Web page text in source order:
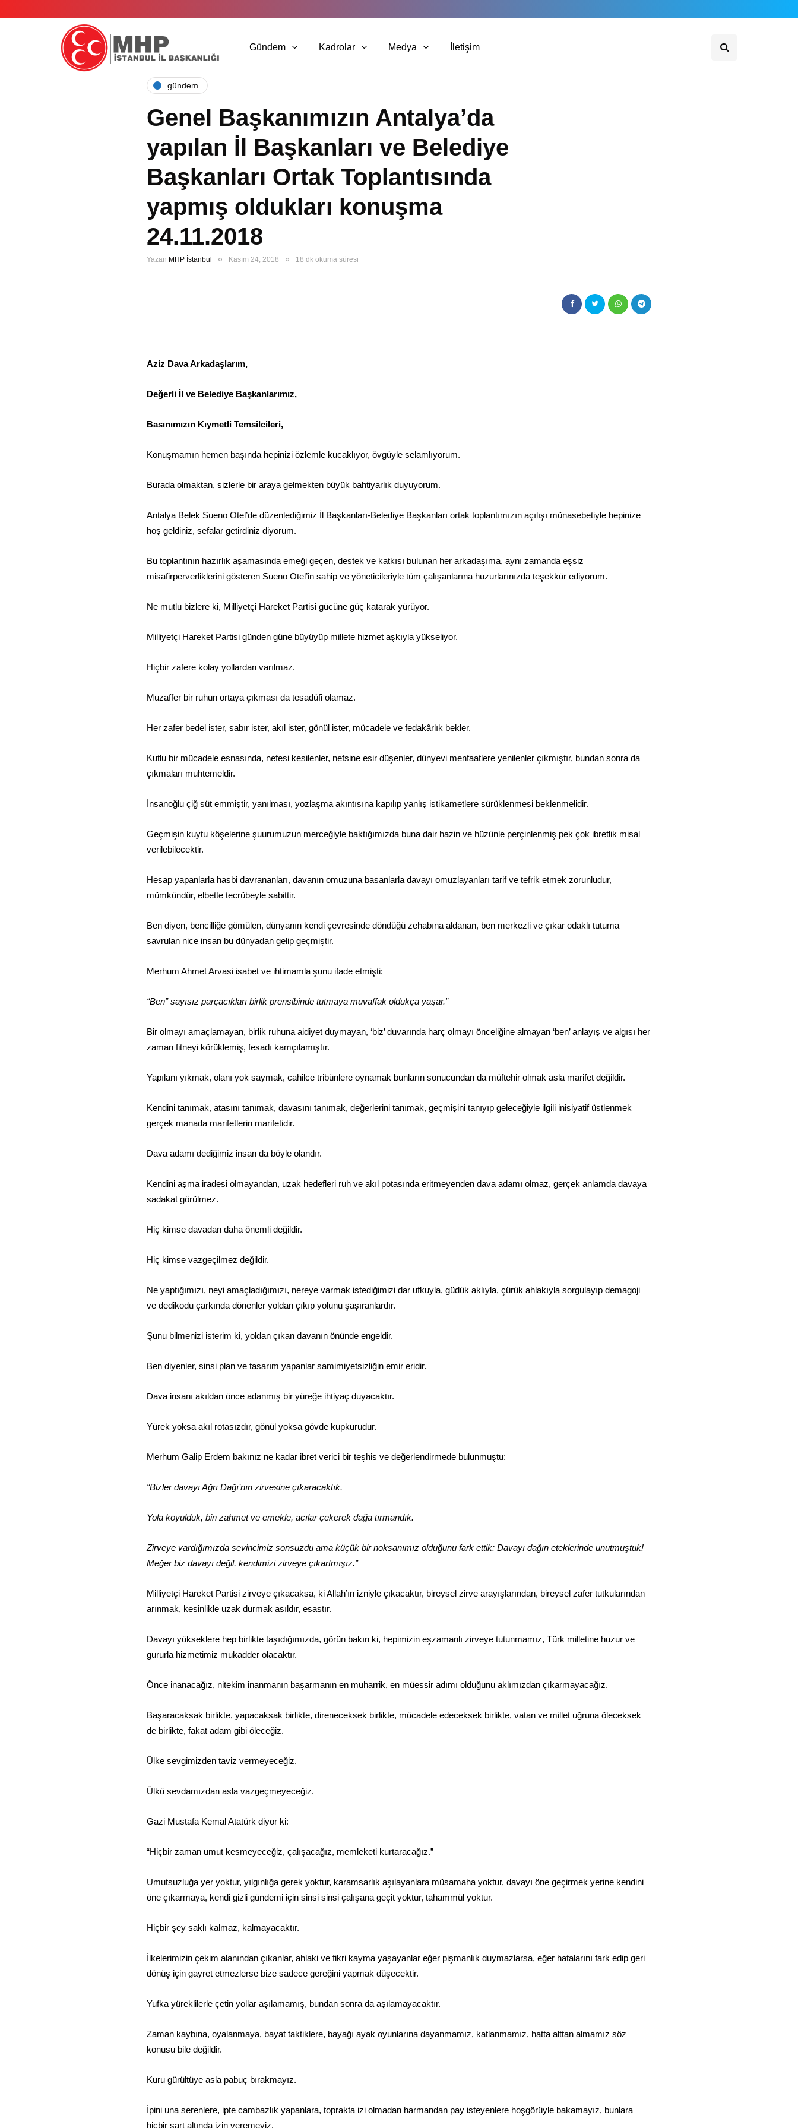
Gündem Kadrolar Medya İletişim
gündem
Genel Başkanımızın Antalya’da
yapılan İl Başkanları ve Belediye
Başkanları Ortak Toplantısında
yapmış oldukları konuşma
24.11.2018
Yazan MHP İstanbul Kasım 24, 2018 18 dk okuma süresi
Aziz Dava Arkadaşlarım,
Değerli İl ve Belediye Başkanlarımız,
Basınımızın Kıymetli Temsilcileri,
Konuşmamın hemen başında hepinizi özlemle kucaklıyor, övgüyle selamlıyorum.
Burada olmaktan, sizlerle bir araya gelmekten büyük bahtiyarlık duyuyorum.
Antalya Belek Sueno Otel’de düzenlediğimiz İl Başkanları-Belediye Başkanları ortak toplantımızın açılışı münasebetiyle hepinize
hoş geldiniz, sefalar getirdiniz diyorum.
Bu toplantının hazırlık aşamasında emeği geçen, destek ve katkısı bulunan her arkadaşıma, aynı zamanda eşsiz
misafirperverliklerini gösteren Sueno Otel’in sahip ve yöneticileriyle tüm çalışanlarına huzurlarınızda teşekkür ediyorum.
Ne mutlu bizlere ki, Milliyetçi Hareket Partisi gücüne güç katarak yürüyor.
Milliyetçi Hareket Partisi günden güne büyüyüp millete hizmet aşkıyla yükseliyor.
Hiçbir zafere kolay yollardan varılmaz.
Muzaffer bir ruhun ortaya çıkması da tesadüfi olamaz.
Her zafer bedel ister, sabır ister, akıl ister, gönül ister, mücadele ve fedakârlık bekler.
Kutlu bir mücadele esnasında, nefesi kesilenler, nefsine esir düşenler, dünyevi menfaatlere yenilenler çıkmıştır, bundan sonra da
çıkmaları muhtemeldir.
İnsanoğlu çiğ süt emmiştir, yanılması, yozlaşma akıntısına kapılıp yanlış istikametlere sürüklenmesi beklenmelidir.
Geçmişin kuytu köşelerine şuurumuzun merceğiyle baktığımızda buna dair hazin ve hüzünle perçinlenmiş pek çok ibretlik misal
verilebilecektir.
Hesap yapanlarla hasbi davrananları, davanın omuzuna basanlarla davayı omuzlayanları tarif ve tefrik etmek zorunludur,
mümkündür, elbette tecrübeyle sabittir.
Ben diyen, bencilliğe gömülen, dünyanın kendi çevresinde döndüğü zehabına aldanan, ben merkezli ve çıkar odaklı tutuma
savrulan nice insan bu dünyadan gelip geçmiştir.
Merhum Ahmet Arvasi isabet ve ihtimamla şunu ifade etmişti:
“Ben” sayısız parçacıkları birlik prensibinde tutmaya muvaffak oldukça yaşar.”
Bir olmayı amaçlamayan, birlik ruhuna aidiyet duymayan, ‘biz’ duvarında harç olmayı önceliğine almayan ‘ben’ anlayış ve algısı her
zaman fitneyi körüklemiş, fesadı kamçılamıştır.
Yapılanı yıkmak, olanı yok saymak, cahilce tribünlere oynamak bunların sonucundan da müftehir olmak asla marifet değildir.
Kendini tanımak, atasını tanımak, davasını tanımak, değerlerini tanımak, geçmişini tanıyıp geleceğiyle ilgili inisiyatif üstlenmek
gerçek manada marifetlerin marifetidir.
Dava adamı dediğimiz insan da böyle olandır.
Kendini aşma iradesi olmayandan, uzak hedefleri ruh ve akıl potasında eritmeyenden dava adamı olmaz, gerçek anlamda davaya
sadakat görülmez.
Hiç kimse davadan daha önemli değildir.
Hiç kimse vazgeçilmez değildir.
Ne yaptığımızı, neyi amaçladığımızı, nereye varmak istediğimizi dar ufkuyla, güdük aklıyla, çürük ahlakıyla sorgulayıp demagoji
ve dedikodu çarkında dönenler yoldan çıkıp yolunu şaşıranlardır.
Şunu bilmenizi isterim ki, yoldan çıkan davanın önünde engeldir.
Ben diyenler, sinsi plan ve tasarım yapanlar samimiyetsizliğin emir eridir.
Dava insanı akıldan önce adanmış bir yüreğe ihtiyaç duyacaktır.
Yürek yoksa akıl rotasızdır, gönül yoksa gövde kupkurudur.
Merhum Galip Erdem bakınız ne kadar ibret verici bir teşhis ve değerlendirmede bulunmuştu:
“Bizler davayı Ağrı Dağı’nın zirvesine çıkaracaktık.
Yola koyulduk, bin zahmet ve emekle, acılar çekerek dağa tırmandık.
Zirveye vardığımızda sevincimiz sonsuzdu ama küçük bir noksanımız olduğunu fark ettik: Davayı dağın eteklerinde unutmuştuk!
Meğer biz davayı değil, kendimizi zirveye çıkartmışız.”
Milliyetçi Hareket Partisi zirveye çıkacaksa, ki Allah’ın izniyle çıkacaktır, bireysel zirve arayışlarından, bireysel zafer tutkularından
arınmak, kesinlikle uzak durmak asıldır, esastır.
Davayı yükseklere hep birlikte taşıdığımızda, görün bakın ki, hepimizin eşzamanlı zirveye tutunmamız, Türk milletine huzur ve
gururla hizmetimiz mukadder olacaktır.
Önce inanacağız, nitekim inanmanın başarmanın en muharrik, en müessir adımı olduğunu aklımızdan çıkarmayacağız.
Başaracaksak birlikte, yapacaksak birlikte, direneceksek birlikte, mücadele edeceksek birlikte, vatan ve millet uğruna öleceksek
de birlikte, fakat adam gibi öleceğiz.
Ülke sevgimizden taviz vermeyeceğiz.
Ülkü sevdamızdan asla vazgeçmeyeceğiz.
Gazi Mustafa Kemal Atatürk diyor ki:
“Hiçbir zaman umut kesmeyeceğiz, çalışacağız, memleketi kurtaracağız.”
Umutsuzluğa yer yoktur, yılgınlığa gerek yoktur, karamsarlık aşılayanlara müsamaha yoktur, davayı öne geçirmek yerine kendini
öne çıkarmaya, kendi gizli gündemi için sinsi sinsi çalışana geçit yoktur, tahammül yoktur.
Hiçbir şey saklı kalmaz, kalmayacaktır.
İlkelerimizin çekim alanından çıkanlar, ahlaki ve fikri kayma yaşayanlar eğer pişmanlık duymazlarsa, eğer hatalarını fark edip geri
dönüş için gayret etmezlerse bize sadece gereğini yapmak düşecektir.
Yufka yüreklilerle çetin yollar aşılamamış, bundan sonra da aşılamayacaktır.
Zaman kaybına, oyalanmaya, bayat taktiklere, bayağı ayak oyunlarına dayanmamız, katlanmamız, hatta alttan almamız söz
konusu bile değildir.
Kuru gürültüye asla pabuç bırakmayız.
İpini una serenlere, ipte cambazlık yapanlara, toprakta izi olmadan harmandan pay isteyenlere hoşgörüyle bakamayız, bunlara
hiçbir şart altında izin veremeyiz.